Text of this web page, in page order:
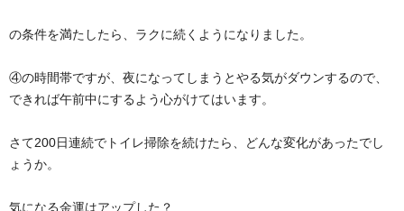
の条件を満たしたら、ラクに続くようになりました。
④の時間帯ですが、夜になってしまうとやる気がダウンするので、
できれば午前中にするよう心がけてはいます。
さて200日連続でトイレ掃除を続けたら、どんな変化があったでし
ょうか。
気になる金運はアップした？